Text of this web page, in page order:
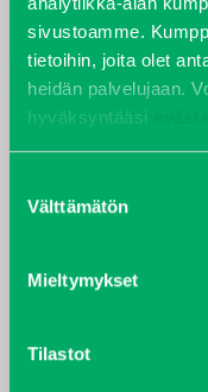
sivustoamme.
tietoihin, joita olet
heidän palvelujaan.
hyväksyntääsi
valinta
Välttämätön
Mieltymykset
Tilastot
Puh